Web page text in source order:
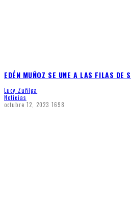
EDÉN MUÑOZ SE UNE A LAS FILAS DE
Lucy Zuñiga
Noticias
octubre 12, 2023 1698